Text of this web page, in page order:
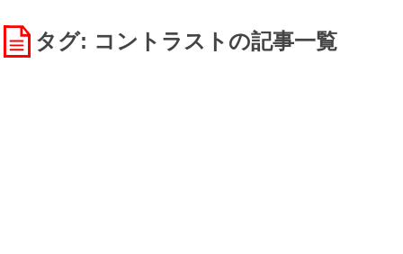
タグ: コントラスト の記事一覧